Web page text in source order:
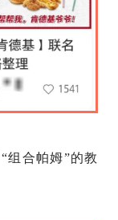
组合帕姆”的教